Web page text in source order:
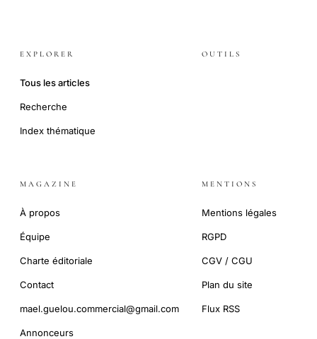
EXPLORER
Tous les articles
Recherche
Index thématique
OUTILS
MAGAZINE
À propos
Équipe
Charte éditoriale
Contact
mael.guelou.commercial@gmail.com
Annonceurs
MENTIONS
Mentions légales
RGPD
CGV / CGU
Plan du site
Flux RSS